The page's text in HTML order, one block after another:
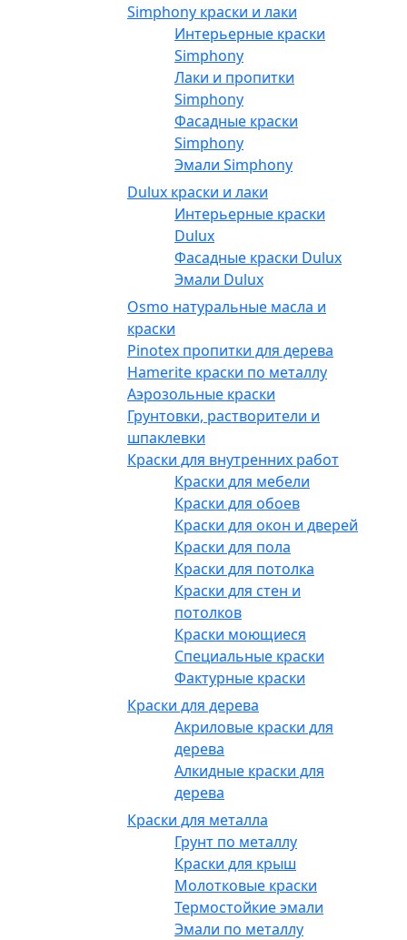
Simphony краски и лаки
Интерьерные краски
Simphony
Лаки и пропитки
Simphony
Фасадные краски
Simphony
Эмали Simphony
Dulux краски и лаки
Интерьерные краски
Dulux
Фасадные краски Dulux
Эмали Dulux
Osmo натуральные масла и
краски
Pinotex пропитки для дерева
Hamerite краски по металлу
Аэрозольные краски
Грунтовки, растворители и
шпаклевки
Краски для внутренних работ
Краски для мебели
Краски для обоев
Краски для окон и дверей
Краски для пола
Краски для потолка
Краски для стен и
потолков
Краски моющиеся
Специальные краски
Фактурные краски
Краски для дерева
Акриловые краски для
дерева
Алкидные краски для
дерева
Краски для металла
Грунт по металлу
Краски для крыш
Молотковые краски
Термостойкие эмали
Эмали по металлу